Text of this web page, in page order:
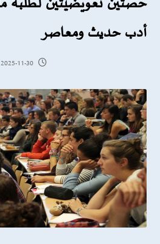
أدب حديث ومعاصر
2025-11-30